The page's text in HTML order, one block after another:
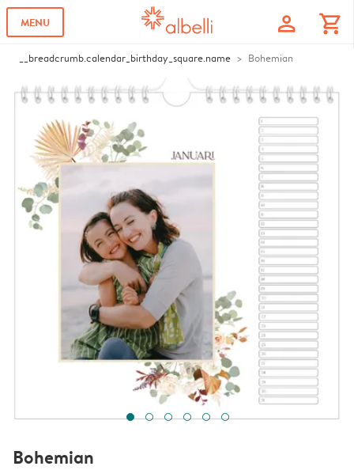
MENU profile shopping_cart
__breadcrumb.calendar_birthday_square.name Bohemian
Bohemian